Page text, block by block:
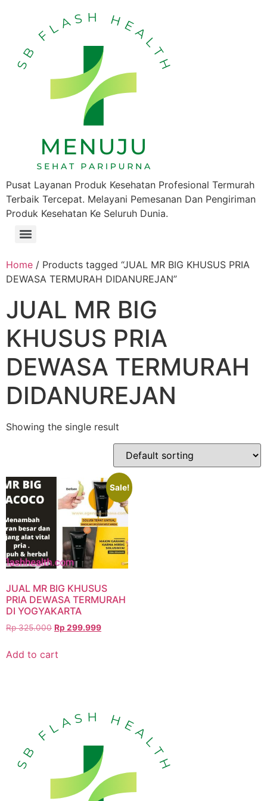
Pusat Layanan Produk Kesehatan Profesional Termurah
Terbaik Tercepat. Melayani Pemesanan Dan Pengiriman
Produk Kesehatan Ke Seluruh Dunia.
Home / Products tagged “JUAL MR BIG KHUSUS PRIA
DEWASA TERMURAH DIDANUREJAN”
JUAL MR BIG
KHUSUS PRIA
DEWASA TERMURAH
DIDANUREJAN
Showing the single result
Sale!
JUAL MR BIG KHUSUS
PRIA DEWASA TERMURAH
DI YOGYAKARTA
Rp325.000 Rp 299.999
Add to cart